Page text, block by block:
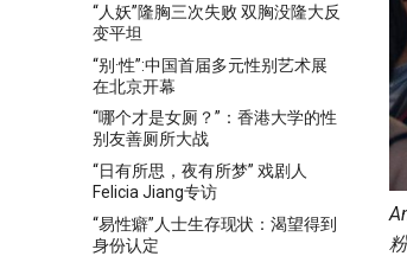
“人妖”隆胸三次失败 双胸没隆大反
变平坦
“别·性”:中国首届多元性别艺术展
在北京开幕
“哪个才是女厕？”：香港大学的性
别友善厕所大战
“日有所思，夜有所梦” 戏剧人
Felicia Jiang专访
“易性癖”人士生存现状：渴望得到
身份认定